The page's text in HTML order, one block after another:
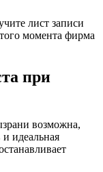
лист записи
момента фирма
при
возможна,
и идеальная